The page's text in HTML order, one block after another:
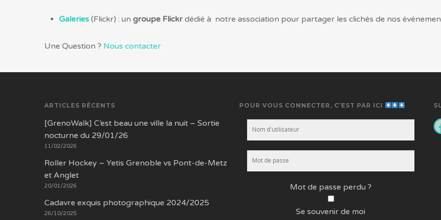
Galeries (Flickr) : un groupe Flickr dédié à notre association pour partager les clichés de nos
Une Question ? Nous contacter
ARTICLES RÉCENTS
[GrenoWalk] C’est beau une ville la nuit – Sortie
nocturne du 29/01/26
11/02/2026
Roller Hockey – Yetis Grenoble vs Pont-de-Metz
et Anglet
20/01/2026
Cadavre exquis photographique 2024/2025
26/10/2025
POUR VOUS CONNECTER, C’EST PAR ICI
Mot de passe perdu ?
Se souvenir de moi